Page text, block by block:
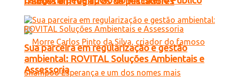
Sua parceira em regularização e gestão
ambiental: ROVITAL Soluções Ambientais e
Assessoria